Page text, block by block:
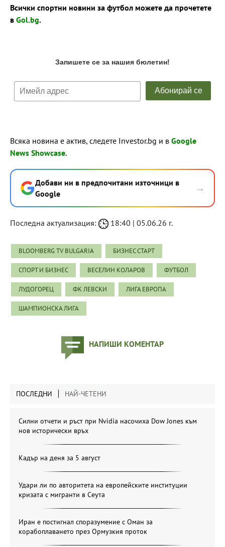
Всички спортни новини за футбол можете да прочетете
в Gol.bg.
Всяка новина е актив, следете Investor.bg и в Google
News Showcase.
Добави ни в предпочитани източници в
Google
→
Последна актуализация: 18:40 | 05.06.26 г.
BLOOMBERG TV BULGARIA БИЗНЕС СТАРТ
СПОРТ И БИЗНЕС ВЕСЕЛИН КОЛАРОВ ФУТБОЛ
ЛУДОГОРЕЦ ФК ЛЕВСКИ ЛИГА ЕВРОПА
ШАМПИОНСКА ЛИГА
НАПИШИ КОМЕНТАР
ПОСЛЕДНИ НАЙ-ЧЕТЕНИ
Силни отчети и ръст при Nvidia насочиха Dow Jones към
нов исторически връх
Кадър на деня за 5 август
Удари ли по авторитета на европейските институции
кризата с мигранти в Сеута
Иран е постигнал споразумение с Оман за
корабоплаването през Ормузкия проток